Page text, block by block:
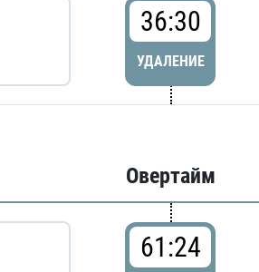
36:30
УДАЛЕНИЕ
Овертайм
61:24